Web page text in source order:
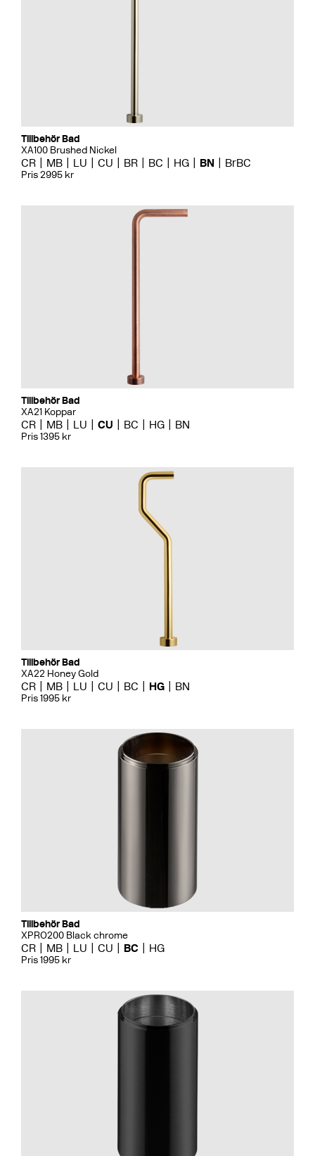
Tillbehör Bad
XA100 Brushed Nickel
CR MB LU CU BR BC HG BN BrBC
Pris 2995 kr
Tillbehör Bad
XA21 Koppar
CR MB LU CU BC HG BN
Pris 1395 kr
Tillbehör Bad
XA22 Honey Gold
CR MB LU CU BC HG BN
Pris 1995 kr
Tillbehör Bad
XPRO200 Black chrome
CR MB LU CU BC HG
Pris 1995 kr